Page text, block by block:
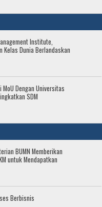
Institute,
Kelas Dunia Berlandaskan
Dengan Universitas
SDM
BUMN Memberikan
untuk Mendapatkan
Berbisnis